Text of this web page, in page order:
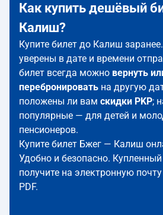
Как купить дешёвый
Калиш?
Купите билет до Калиш
уверены в дате и времени
билет всегда можно вернуть
перебронировать на другую
положены ли вам скидки PKP;
популярные — для детей и
пенсионеров.
Купите билет Бжег — Калиш
Удобно и безопасно.
получите на электронную
PDF.